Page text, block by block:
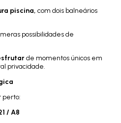
piscina, com dois balneários
possibilidades de
de momentos únicos em
privacidade.
perto:
/ A8